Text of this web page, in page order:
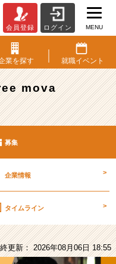
会員登録 ログイン MENU
業を探す 就職イベント
mova
募集
企業情報 >
タイムライン >
更新： 2026年08月06日 18:55